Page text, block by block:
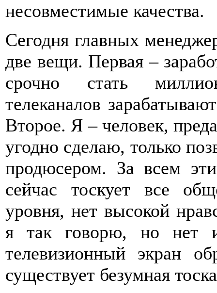
несовместимые качества.
Сегодня главных
две вещи. Первая –
срочно стать
телеканалов
Второе. Я – человек,
угодно сделаю, только
продюсером. За всем
сейчас тоскует все
уровня, нет высокой
я так говорю, но нет
телевизионный экран
существует безумная